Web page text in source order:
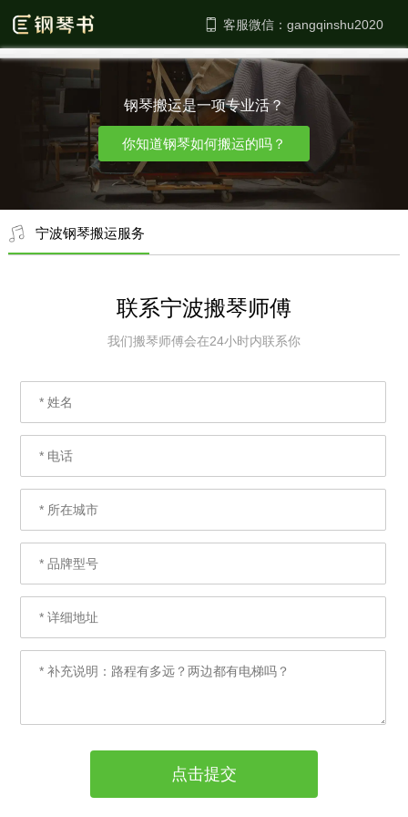
客服微信：
钢琴搬运是一项专业活？
你知道钢琴如何搬运的吗？
宁波钢琴搬运服务
联系宁波搬琴师傅
我们搬琴师傅会在24小时内联系你